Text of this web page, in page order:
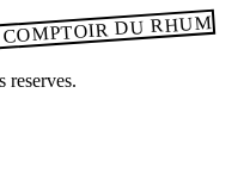
DU RHUM
reserves.